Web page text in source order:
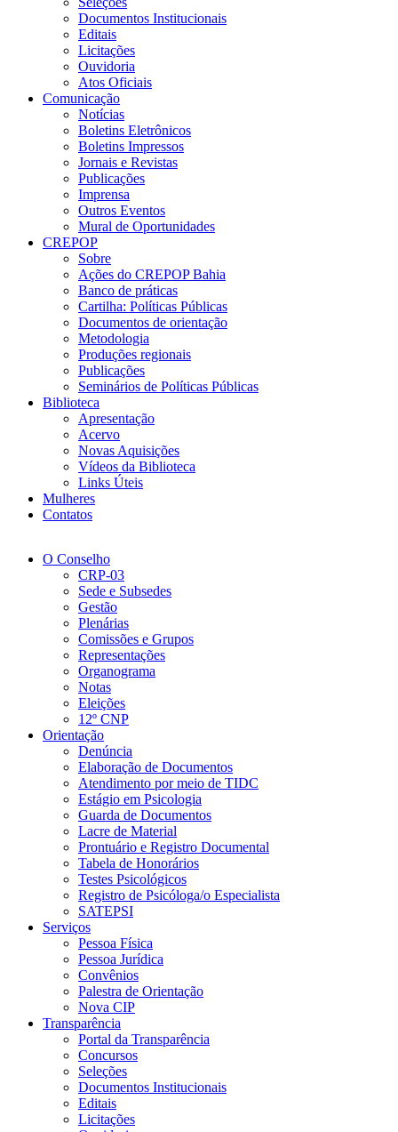
Documentos Institucionais
Editais
Licitações
Ouvidoria
Atos Oficiais
Comunicação
Notícias
Boletins Eletrônicos
Boletins Impressos
Jornais e Revistas
Publicações
Imprensa
Outros Eventos
Mural de Oportunidades
CREPOP
Sobre
Ações do CREPOP Bahia
Banco de práticas
Cartilha: Políticas Públicas
Documentos de orientação
Metodologia
Produções regionais
Publicações
Seminários de Políticas Públicas
Biblioteca
Apresentação
Acervo
Novas Aquisições
Vídeos da Biblioteca
Links Úteis
Mulheres
Contatos
O Conselho
CRP-03
Sede e Subsedes
Gestão
Plenárias
Comissões e Grupos
Representações
Organograma
Notas
Eleições
12º CNP
Orientação
Denúncia
Elaboração de Documentos
Atendimento por meio de TIDC
Estágio em Psicologia
Guarda de Documentos
Lacre de Material
Prontuário e Registro Documental
Tabela de Honorários
Testes Psicológicos
Registro de Psicóloga/o Especialista
SATEPSI
Serviços
Pessoa Física
Pessoa Jurídica
Convênios
Palestra de Orientação
Nova CIP
Transparência
Portal da Transparência
Concursos
Seleções
Documentos Institucionais
Editais
Licitações